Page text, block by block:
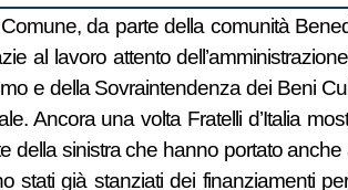
da parte della comunità
al lavoro attento
e della Sovraintendenza dei Beni
Ancora una volta Fratelli d’Italia
della sinistra che hanno portato
stati già stanziati dei finanziamenti